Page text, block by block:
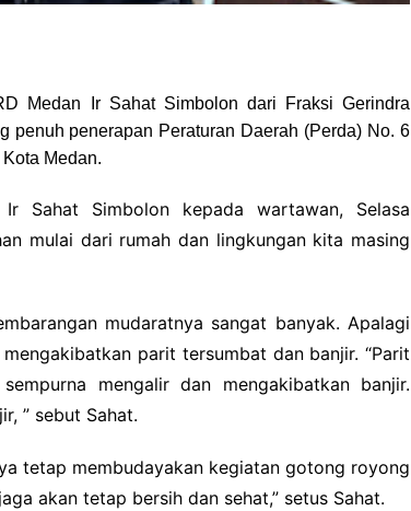
Medan Ir Sahat Simbolon dari Fraksi Gerindra
penuh penerapan Peraturan Daerah (Perda) No. 6
Medan.
Sahat Simbolon kepada wartawan, Selasa
mulai dari rumah dan lingkungan kita masing
mudaratnya sangat banyak. Apalagi
parit tersumbat dan banjir. “Parit
mengalir dan mengakibatkan banjir.
” sebut Sahat.
tetap membudayakan kegiatan gotong royong
akan tetap bersih dan sehat,” setus Sahat.